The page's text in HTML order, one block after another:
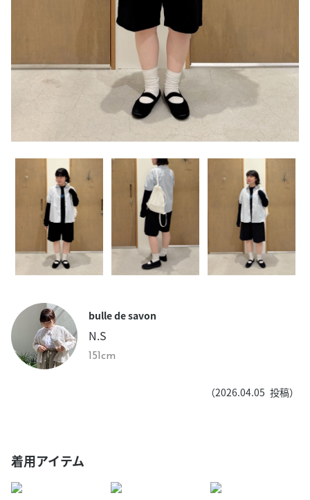
bulle de savon
N.S
151cm
（2026.04.05 投稿）
着用アイテム